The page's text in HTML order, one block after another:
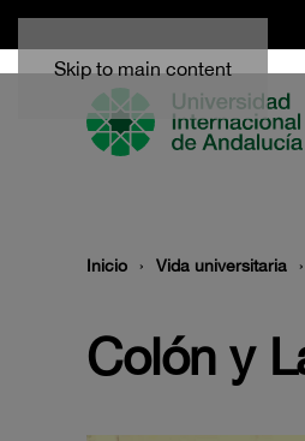
Skip to main content
Inicio Vida universitaria
Colón y